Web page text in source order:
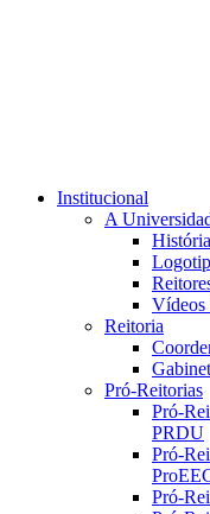
Institucional
A
História
Vídeos
Reitoria
Pró-Reitorias
Pró-
PRDU
Pró-
Pró-